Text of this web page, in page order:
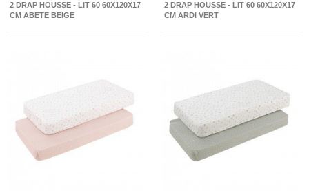
2 DRAP HOUSSE - LIT 60 60X120X17
CM ABETE BEIGE
2 DRAP HOUSSE - LIT 60 60X120X17
CM ARDI VERT